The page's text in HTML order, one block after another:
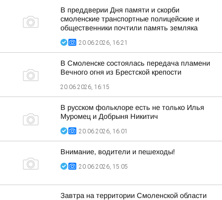
В преддверии Дня памяти и скорби
смоленские транспортные полицейские и
общественники почтили память земляка
20.06.2026, 16:21
В Смоленске состоялась передача пламени
Вечного огня из Брестской крепости
20.06.2026, 16:15
В русском фольклоре есть не только Илья
Муромец и Добрыня Никитич
20.06.2026, 16:01
Внимание, водители и пешеходы!
20.06.2026, 15:05
Завтра на территории Смоленской области